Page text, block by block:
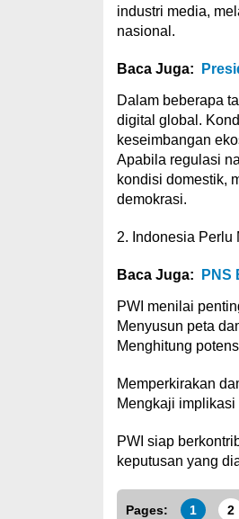
industri media,
nasional.
Baca Juga:
Dalam beberapa
digital global.
keseimbangan
Apabila regulasi
kondisi domestik,
demokrasi.
2. Indonesia Perlu
Baca Juga: PNS
PWI menilai
Menyusun peta
Menghitung
Memperkirakan
Mengkaji
PWI siap
keputusan yang
Pages: 1 2